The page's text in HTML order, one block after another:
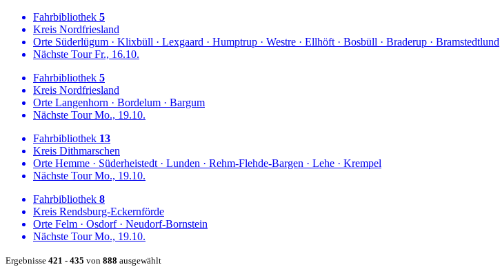
Fahrbibliothek 5
Kreis Nordfriesland
Orte Süderlügum · Klixbüll · Lexgaard · Humptrup · Westre · Ellhöft · Bosbüll · Braderup · Bramstedtlund
Nächste TourFr., 16.10.
Fahrbibliothek 5
Kreis Nordfriesland
Orte Langenhorn · Bordelum · Bargum
Nächste TourMo., 19.10.
Fahrbibliothek 13
Kreis Dithmarschen
Orte Hemme · Süderheistedt · Lunden · Rehm-Flehde-Bargen · Lehe · Krempel
Nächste TourMo., 19.10.
Fahrbibliothek 8
Kreis Rendsburg-Eckernförde
Orte Felm · Osdorf· Neudorf-Bornstein
Nächste TourMo., 19.10.
Ergebnisse 421 - 435 von 888 ausgewählt